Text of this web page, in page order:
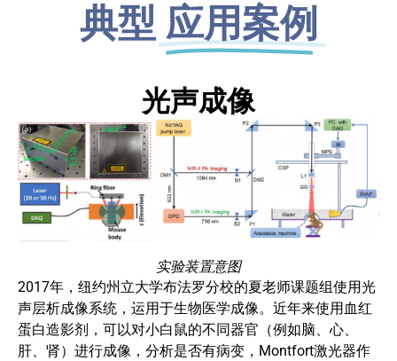
典型 应用案例
光声成像
实验装置意图
2017年，纽约州立大学布法罗分校的夏老师课题组使用光
声层析成像系统，运用于生物医学成像。近年来使用血红
蛋白造影剂，可以对小白鼠的不同器官（例如脑、心、
肝、肾）进行成像，分析是否有病变，Montfort激光器作